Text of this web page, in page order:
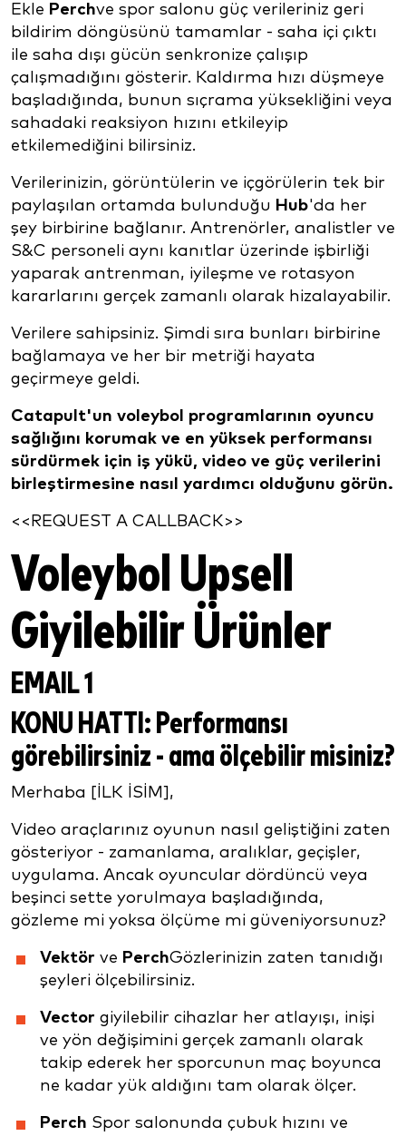
Ekle Perchve spor salonu güç verileriniz geri
bildirim döngüsünü tamamlar - saha içi çıktı
ile saha dışı gücün senkronize çalışıp
çalışmadığını gösterir. Kaldırma hızı düşmeye
başladığında, bunun sıçrama yüksekliğini veya
sahadaki reaksiyon hızını etkileyip
etkilemediğini bilirsiniz.
Verilerinizin, görüntülerin ve içgörülerin tek bir
paylaşılan ortamda bulunduğu Hub'da her
şey birbirine bağlanır. Antrenörler, analistler ve
S&C personeli aynı kanıtlar üzerinde işbirliği
yaparak antrenman, iyileşme ve rotasyon
kararlarını gerçek zamanlı olarak hizalayabilir.
Verilere sahipsiniz. Şimdi sıra bunları birbirine
bağlamaya ve her bir metriği hayata
geçirmeye geldi.
Catapult'un voleybol programlarının oyuncu
sağlığını korumak ve en yüksek performansı
sürdürmek için iş yükü, video ve güç verilerini
birleştirmesine nasıl yardımcı olduğunu görün.
<<REQUEST A CALLBACK>>
Voleybol Upsell
Giyilebilir Ürünler
EMAIL 1
KONU HATTI: Performansı
görebilirsiniz - ama ölçebilir misiniz?
Merhaba [İLK İSİM],
Video araçlarınız oyunun nasıl geliştiğini zaten
gösteriyor - zamanlama, aralıklar, geçişler,
uygulama. Ancak oyuncular dördüncü veya
beşinci sette yorulmaya başladığında,
gözleme mi yoksa ölçüme mi güveniyorsunuz?
Vektör ve PerchGözlerinizin zaten tanıdığı
şeyleri ölçebilirsiniz.
Vector giyilebilir cihazlar her atlayışı, inişi
ve yön değişimini gerçek zamanlı olarak
takip ederek her sporcunun maç boyunca
ne kadar yük aldığını tam olarak ölçer.
Perch Spor salonunda çubuk hızını ve